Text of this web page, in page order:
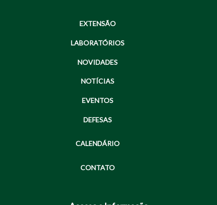
EXTENSÃO
LABORATÓRIOS
NOVIDADES
NOTÍCIAS
EVENTOS
DEFESAS
CALENDÁRIO
CONTATO